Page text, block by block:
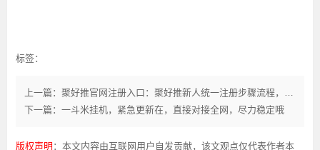
标签：
下一篇：一斗米挂机，紧急更新在，直接对接全网，尽力稳定哦
版权声明 ：本文内容由互联网用户自发贡献，该文观点仅代表作者本